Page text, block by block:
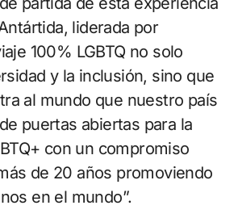
liderada por
100% LGBTQ no solo
y la inclusión, sino que
al mundo que nuestro país
puertas abiertas para la
con un compromiso
de 20 años promoviendo
en el mundo”.